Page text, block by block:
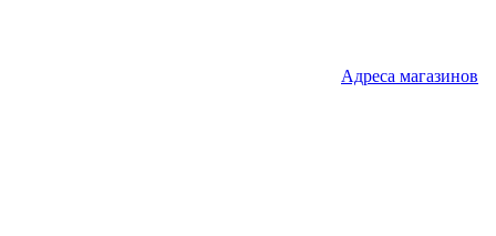
Адреса магазинов